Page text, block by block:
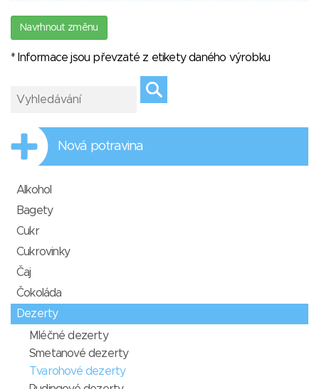
Navrhnout změnu
* Informace jsou převzaté z etikety daného výrobku
Nová potravina
Alkohol
Bagety
Cukr
Cukrovinky
Čaj
Čokoláda
Dezerty
Mléčné dezerty
Smetanové dezerty
Tvarohové dezerty